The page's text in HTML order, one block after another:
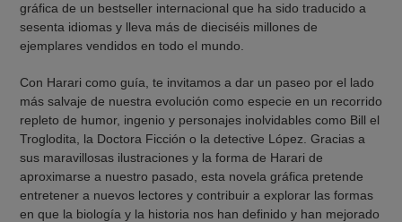
gráfica de un bestseller internacional que ha sido traducido a
sesenta idiomas y lleva más de dieciséis millones de
ejemplares vendidos en todo el mundo.
Con Harari como guía, te invitamos a dar un paseo por el lado
más salvaje de nuestra evolución como especie en un recorrido
repleto de humor, ingenio y personajes inolvidables como Bill el
Troglodita, la Doctora Ficción o la detective López. Gracias a
sus maravillosas ilustraciones y la forma de Harari de
aproximarse a nuestro pasado, esta novela gráfica pretende
entretener a nuevos lectores y contribuir a explorar las formas
en que la biología y la historia nos han definido y han mejorado